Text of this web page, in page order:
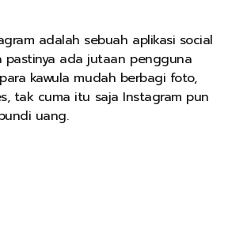
adalah sebuah aplikasi social
pastinya ada jutaan pengguna
kawula mudah berbagi foto,
tak cuma itu saja Instagram pun
uang.